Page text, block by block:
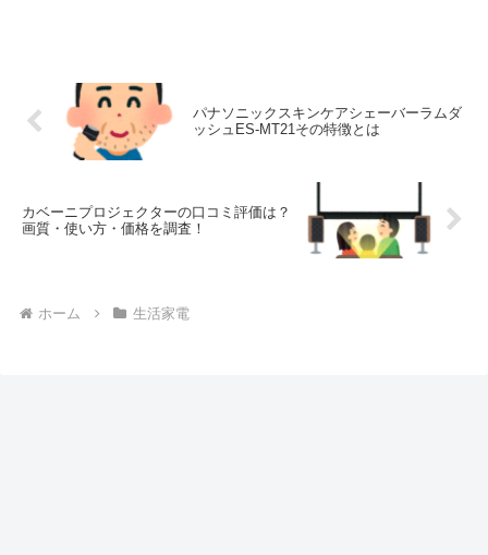
パナソニックスキンケアシェーバーラムダ
ッシュES-MT21その特徴とは
カベーニプロジェクターの口コミ評価は？
画質・使い方・価格を調査！
ホーム 生活家電